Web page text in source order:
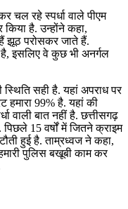
चल रहे स्पर्धा वाले पीएम
किया है. उन्होंने कहा,
झूठ परोसकर जाते हैं.
इसलिए वे कुछ भी अनर्गल
सही है. यहां अपराध पर
हमारा 99% है. यहां की
वाली बात नहीं है. छत्तीसगढ़
15 वर्षों में जितने क्राइम
हुई है. ताम्रध्वज ने कहा,
पुलिस बखूबी काम कर